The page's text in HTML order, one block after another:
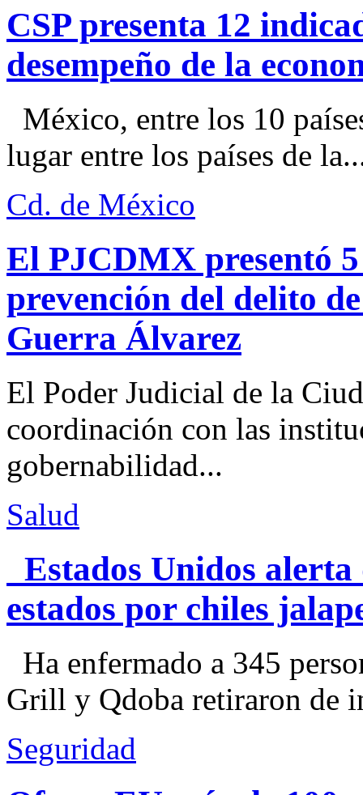
CSP presenta 12
desempeño de la
México, entre los 10
lugar entre los países de
Cd. de México
El PJCDMX presentó
prevención del delito
Guerra Álvarez
El Poder Judicial de la
coordinación con las
gobernabilidad...
Salud
Estados Unidos alerta
estados por chiles
Ha enfermado a 345
Grill y Qdoba retiraron de
Seguridad